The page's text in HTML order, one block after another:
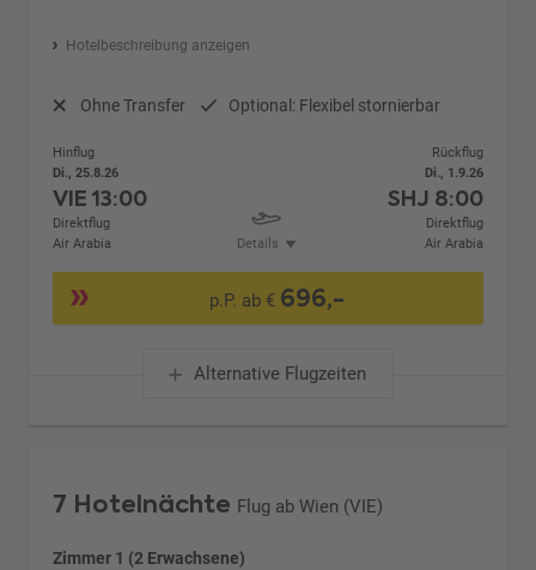
Hotelbeschreibung anzeigen
Ohne Transfer Optional: Flexibel stornierbar
Hinflug
Di., 25.8.26
VIE13:00
Direktflug
Air Arabia
Details
Rückflug
Di., 1.9.26
SHJ 8:00
Direktflug
Air Arabia
p.P. ab € 696,-
Alternative Flugzeiten
7 Hotelnächte Flug ab Wien (VIE)
Zimmer 1 (2 Erwachsene)